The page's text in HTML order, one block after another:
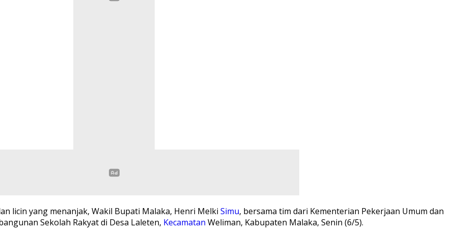
licin yang menanjak, Wakil Bupati Malaka, Henri Melki Simu, bersama tim dari Kementerian Pekerjaan Umum dan
Sekolah Rakyat di Desa Laleten, Kecamatan Weliman, Kabupaten Malaka, Senin (6/5).